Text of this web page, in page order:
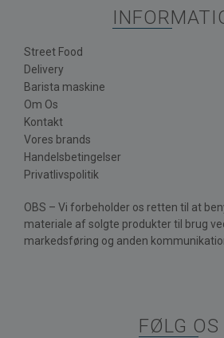
Street Food
Delivery
Barista maskine
Om Os
Kontakt
Vores brands
Handelsbetingelser
Privatlivspolitik
OBS – Vi forbeholder os retten til at
materiale af solgte produkter til brug
markedsføring og anden
FØLG OS